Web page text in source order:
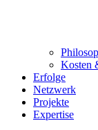
Kosten
Erfolge
Netzwerk
Projekte
Expertise